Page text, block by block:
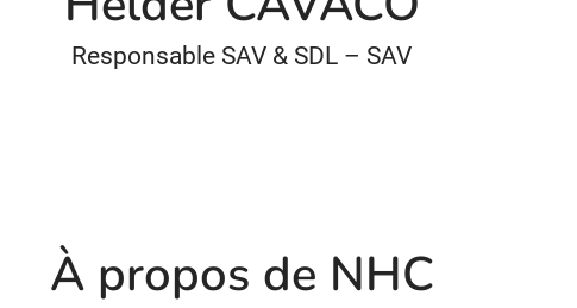
Responsable SAV & SDL – SAV
À propos de NHC